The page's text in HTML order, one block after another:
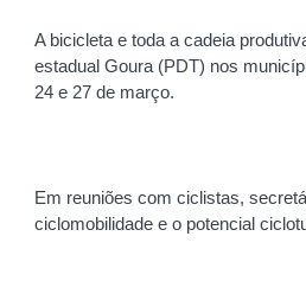
A bicicleta e toda a cadeia
estadual Goura (PDT) nos
24 e 27 de março.
Em reuniões com ciclistas,
ciclomobilidade e o potencial